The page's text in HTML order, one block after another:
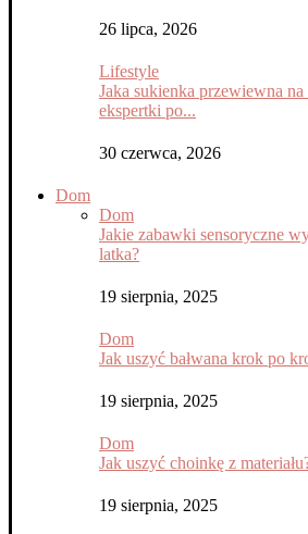
26 lipca, 2026
Lifestyle
Jaka sukienka przewiewna
ekspertki po...
30 czerwca, 2026
Dom
Dom
Jakie zabawki sensoryczne
latka?
19 sierpnia, 2025
Dom
Jak uszyć bałwana krok po
19 sierpnia, 2025
Dom
Jak uszyć choinkę z
19 sierpnia, 2025